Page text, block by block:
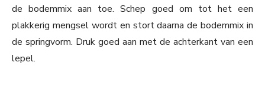
de bodemmix aan toe. Schep goed om tot het een
plakkerig mengsel wordt en stort daarna de bodemmix in
de springvorm. Druk goed aan met de achterkant van een
lepel.